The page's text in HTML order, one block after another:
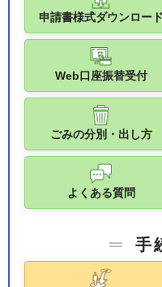
申請書様式ダウンロード
Web口座振替受付
ごみの分別・出し方
よくある質問
手